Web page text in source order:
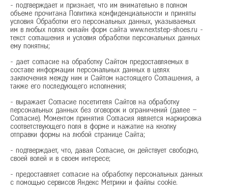
Рязань
С
Самара
Санкт-Петербург
Саратов
Сочи
Ставрополь
Тверь
Тольятти
Тула
У Уфа
Ч
Челябинск
- подтверждает и признает, что им внимательно в полном
объеме прочитана Политика конфиденциальности и приняты
условия Обработки его персональных данных, указываемых
им в любых полях онлайн форм сайта www.nextstep-shoes.ru -
текст соглашения и условия обработки персональных данных
ему понятны;
- дает согласие на обработку Сайтом предоставляемых в
составе информации персональных данных в целях
заключения между ним и Сайтом настоящего Соглашения, а
также его последующего исполнения;
- выражает Согласие посетителя Сайтов на обработку
персональных данных без оговорок и ограничений (далее –
Согласие). Моментом принятия Согласия является маркировка
соответствующего поля в форме и нажатие на кнопку
отправки формы на любой странице Сайта;
- подтверждает, что, давая Согласие, он действует свободно,
своей волей и в своем интересе;
- предоставляет согласие на обработку персональных данных
с помощью сервисов Яндекс Метрики и файлы cookie.